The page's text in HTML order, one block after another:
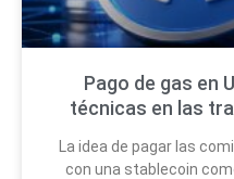
Pago de gas en
técnicas en las
La idea de pagar las
con una stablecoin